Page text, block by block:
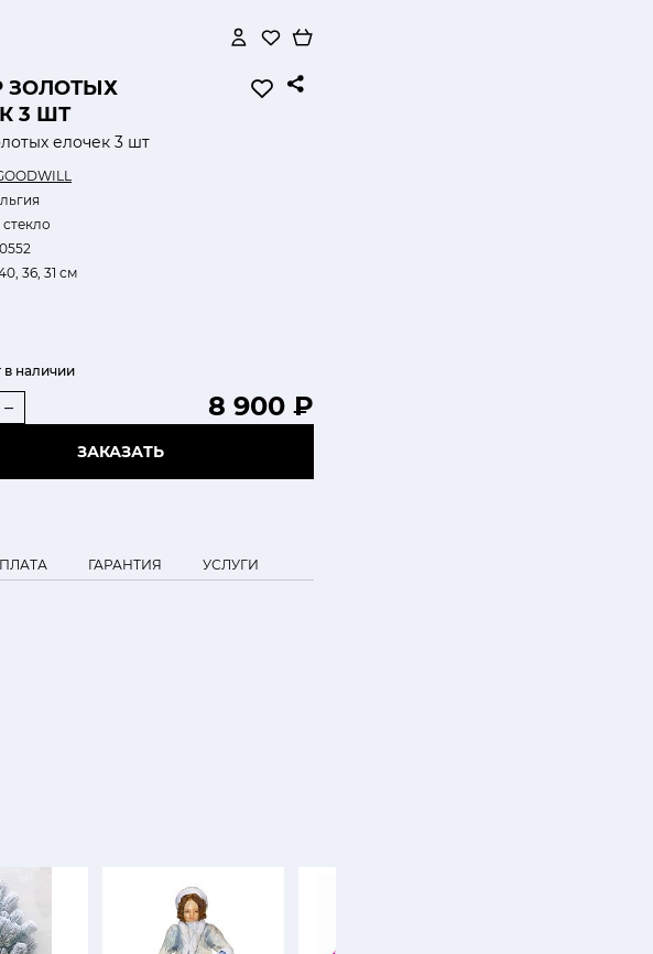
ЗОЛОТЫХ
3 ШТ
елочек 3 шт
стекло
36, 31 см
в наличии
8 900 ₽
–
ЗАКАЗАТЬ
ГАРАНТИЯ УСЛУГИ